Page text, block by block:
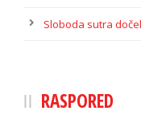
Sloboda sutra
RASPORED